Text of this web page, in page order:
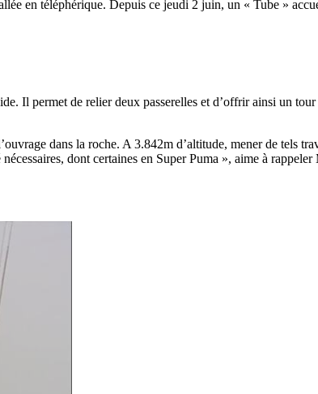
en téléphérique. Depuis ce jeudi 2 juin, un « Tube »
Il permet de relier deux passerelles et d’offrir ainsi un
dans la roche. A 3.842m d’altitude, mener de tels
dont certaines en Super Puma », aime à